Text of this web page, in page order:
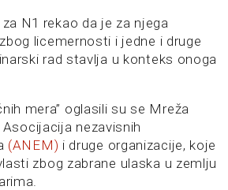
N1 rekao da je za njega
licemernosti i jedne i druge
rad stavlja u konteks onoga
mera” oglasili su se Mreža
Asocijacija nezavisnih
(ANEM) i druge organizacije, koje
zbog zabrane ulaska u zemlju